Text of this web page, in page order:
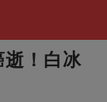
逝！白冰